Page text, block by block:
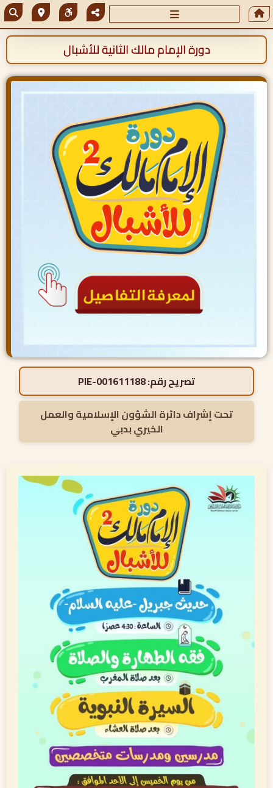
دورة الإمام مالك الثانية للأشبال
تصريح رقم:PIE-001611188
تحت إشراف دائرة الشؤون الإسلامية والعمل
الخيري بدبي